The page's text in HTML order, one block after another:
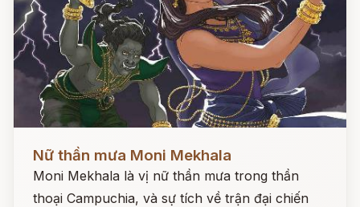
Nữ thần mưa Moni Mekhala
Moni Mekhala là vị nữ thần mưa trong thần
thoại Campuchia, và sự tích về trận đại chiến